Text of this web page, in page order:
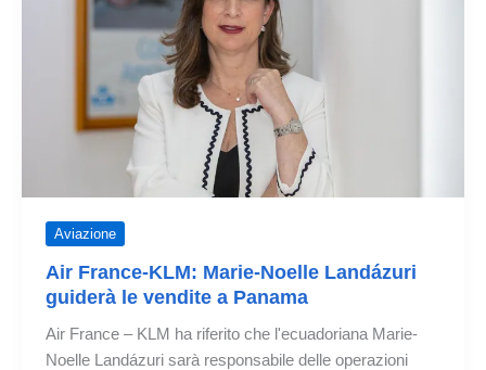
Aviazione
Air France-KLM: Marie-Noelle Landázuri
guiderà le vendite a Panama
Air France – KLM ha riferito che l'ecuadoriana Marie-
Noelle Landázuri sarà responsabile delle operazioni